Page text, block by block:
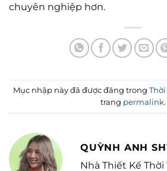
chuyên nghiệp hơn.
Mục nhập này đã được đăng trong
trang permalink.
QUỲNH ANH
Nhà Thiết Kế